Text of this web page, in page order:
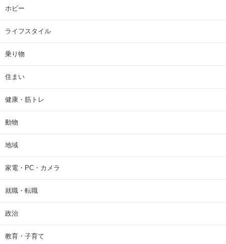
ホビー
ライフスタイル
乗り物
住まい
健康・筋トレ
動物
地域
家電・PC・カメラ
就職・転職
政治
教育・子育て